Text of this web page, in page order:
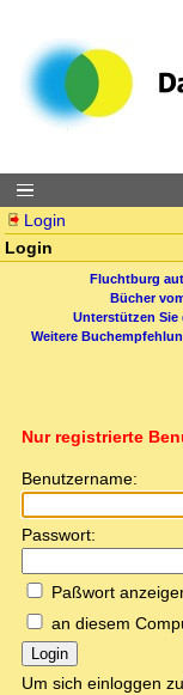
Login
Login
Fluchtburg
Bücher
Unterstützen Sie
Weitere
Nur registrierte
Benutzername:
Passwort:
Paßwort
an diesem
Login
Um sich einloggen